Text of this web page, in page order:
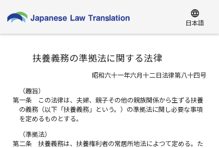
language
日本語
扶養義務の準拠法に関する法律
昭和六十一年六月十二日法律第八十四号
（趣旨）
第一条
この法律は、夫婦、親子その他の親族関係から生ずる扶養
の義務（以下「扶養義務」という。）の準拠法に関し必要な事項
を定めるものとする。
（準拠法）
第二条
扶養義務は、扶養権利者の常居所地法によつて定める。た